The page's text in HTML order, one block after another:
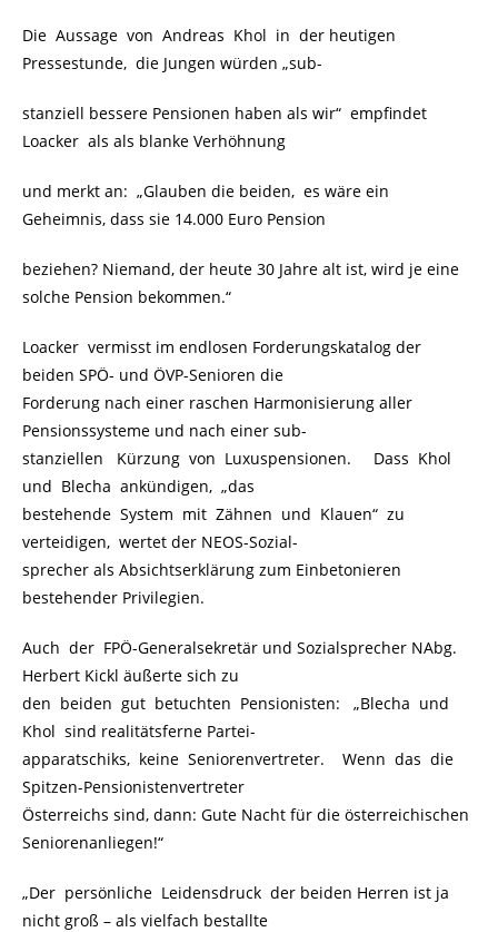
Die Aussage von Andreas Khol in der heutigen
Pressestunde, die Jungen würden „sub-
stanziell bessere Pensionen haben als wir“ empfindet
Loacker als als blanke Verhöhnung
und merkt an: „Glauben die beiden, es wäre ein
Geheimnis, dass sie 14.000 Euro Pension
beziehen? Niemand, der heute 30 Jahre alt ist, wird je eine
solche Pension bekommen.“
Loacker vermisst im endlosen Forderungskatalog der
beiden SPÖ- und ÖVP-Senioren die
Forderung nach einer raschen Harmonisierung aller
Pensionssysteme und nach einer sub-
stanziellen Kürzung von Luxuspensionen. Dass Khol
und Blecha ankündigen, „das
bestehende System mit Zähnen und Klauen“ zu
verteidigen, wertet der NEOS-Sozial-
sprecher als Absichtserklärung zum Einbetonieren
bestehender Privilegien.
Auch der FPÖ-Generalsekretär und Sozialsprecher NAbg.
Herbert Kickl äußerte sich zu
den beiden gut betuchten Pensionisten: „Blecha und
Khol sind realitätsferne Partei-
apparatschiks, keine Seniorenvertreter. Wenn das die
Spitzen-Pensionistenvertreter
Österreichs sind, dann: Gute Nacht für die österreichischen
Seniorenanliegen!“
„Der persönliche Leidensdruck der beiden Herren ist ja
nicht groß – als vielfach bestallte